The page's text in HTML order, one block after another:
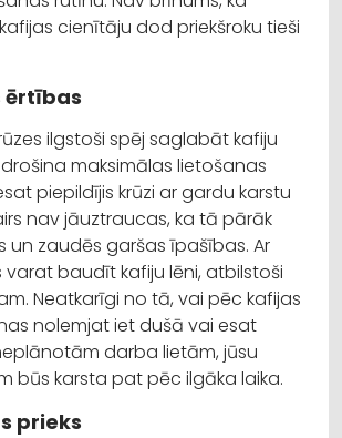
cienītāju dod priekšroku tieši
ērtības
ilgstoši spēj saglabāt kafiju
maksimālas lietošanas
piepildījis krūzi ar gardu karstu
nav jāuztraucas, ka tā pārāk
un zaudēs garšas īpašības. Ar
varat baudīt kafiju lēni, atbilstoši
Neatkarīgi no tā, vai pēc kafijas
nolemjat iet dušā vai esat
darba lietām, jūsu
būs karsta pat pēc ilgāka laika.
prieks